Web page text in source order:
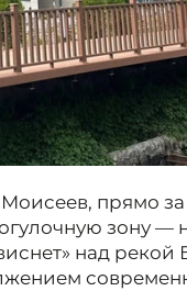
Моисеев, прямо
зону —
над рекой